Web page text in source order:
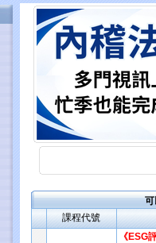
課程代號
《ESG